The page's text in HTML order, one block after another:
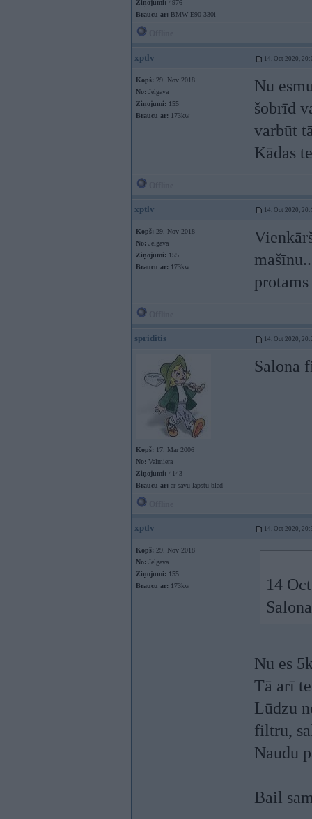
Ziņojumi: 4976
Braucu ar: BMW E90 330i
xptlv 14. Oct 2020,
Kopš: 29. Nov 2018
No: Jelgava
Ziņojumi: 155
Braucu ar: 173kw
Nu
šobrīd
varbūt
Kādas
xptlv 14. Oct 2020,
Kopš: 29. Nov 2018
No: Jelgava
Ziņojumi: 155
Braucu ar: 173kw
spriditis 14. Oct 2020,
Kopš: 17. Mar 2006
No: Valmiera
Ziņojumi: 4143
Braucu ar: ar savu lāpstu blad
Salona
xptlv 14. Oct 2020,
Kopš: 29. Nov 2018
No: Jelgava
Ziņojumi: 155
Braucu ar: 173kw
14
Nu es
Tā arī
Lūdzu
filtru,
Naudu
Bail